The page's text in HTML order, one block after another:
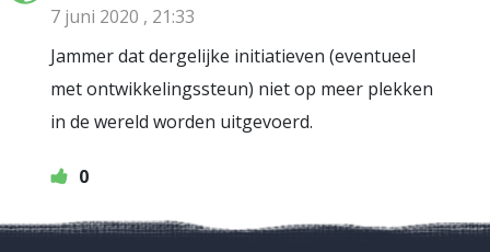
7 juni 2020 , 21:33
Jammer dat dergelijke initiatieven (eventueel
met ontwikkelingssteun) niet op meer plekken
in de wereld worden uitgevoerd.
0